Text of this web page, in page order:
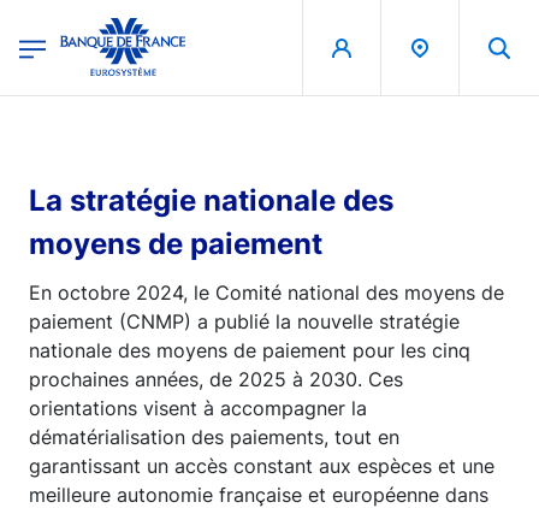
Banque de France - Menu Principal
La stratégie nationale des
moyens de paiement
En octobre 2024, le Comité national des moyens de
paiement (CNMP) a publié la nouvelle stratégie
nationale des moyens de paiement pour les cinq
prochaines années, de 2025 à 2030. Ces
orientations visent à accompagner la
dématérialisation des paiements, tout en
garantissant un accès constant aux espèces et une
meilleure autonomie française et européenne dans